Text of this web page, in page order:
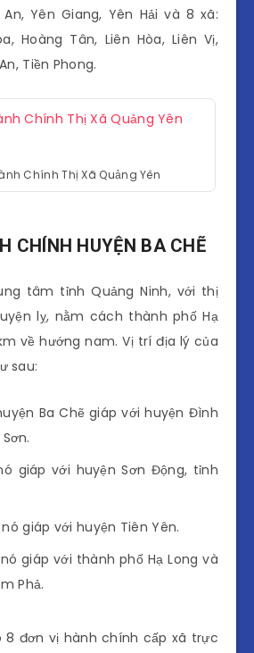
Yên Giang, Yên Hải và 8 xã:
Hoàng Tân, Liên Hòa, Liên Vị,
Tiền Phong.
Chính Thị Xã Quảng Yên
CHÍNH HUYỆN BA CHẼ
tâm tỉnh Quảng Ninh, với thị
lỵ, nằm cách thành phố Hạ
về hướng nam. Vị trí địa lý của
sau:
Ba Chẽ giáp với huyện Đình
giáp với huyện Sơn Động, tỉnh
giáp với huyện Tiên Yên.
giáp với thành phố Hạ Long và
Phả.
8 đơn vị hành chính cấp xã trực